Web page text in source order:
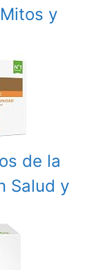
y
de la
Salud y